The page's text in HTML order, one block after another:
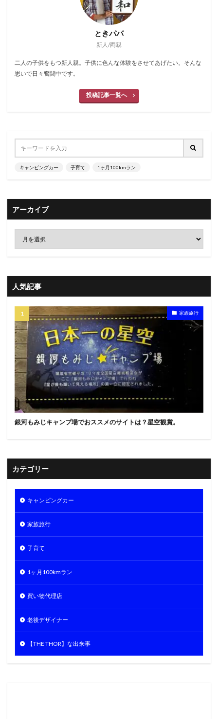
ときパパ
新人/両親
二人の子供をもつ新人親。子供に色んな体験をさせてあげたい。そんな
思いで日々奮闘中です。
投稿記事一覧へ
キャンピングカー 子育て 1ヶ月100kmラン
アーカイブ
人気記事
家族旅行
銀河もみじキャンプ場でおススメのサイトは？星空観賞。
カテゴリー
キャンピングカー
家族旅行
子育て
1ヶ月100kmラン
買い物代理店
老後デザイナー
【THE THOR】な出来事